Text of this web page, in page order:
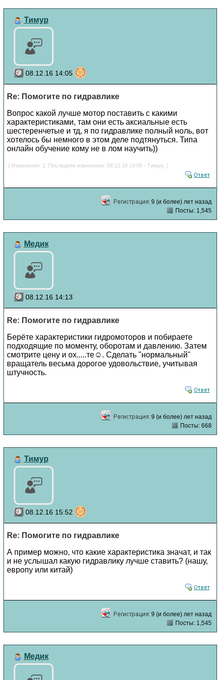
Тимур
08.12.16 14:05
Re: Помогите по гидравлике
Вопрос какой лучше мотор поставить с какими
характеристиками, там они есть аксиальные есть
шестеренчетые и тд, я по гидравлике полный ноль, вот
хотелось бы немного в этом деле подтянуться. Типа
онлайн обучение кому не в лом научить))
[ Изменения: 1. Последнее изменение: 08.12.16 14:06 - Тимур. ]
9 (и более) лет назад
Посты: 1,545
Медик
08.12.16 14:13
Re: Помогите по гидравлике
Берёте характеристики гидромоторов и побираете
подходящие по моменту, оборотам и давлению. Затем
смотрите цену и ох.....те☺. Сделать "нормальный"
вращатель весьма дорогое удовольствие, учитывая
штучность.
9 (и более) лет назад
Посты: 668
Тимур
08.12.16 15:52
Re: Помогите по гидравлике
А пример можно, что какие характеристика значат, и так
и не услышал какую гидравлику лучше ставить? (нашу,
европу или китай)
9 (и более) лет назад
Посты: 1,545
Медик